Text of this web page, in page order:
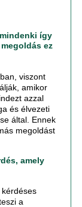
így
ez
viszont
amikor
azzal
és élvezeti
által. Ennek
megoldást
amely
a